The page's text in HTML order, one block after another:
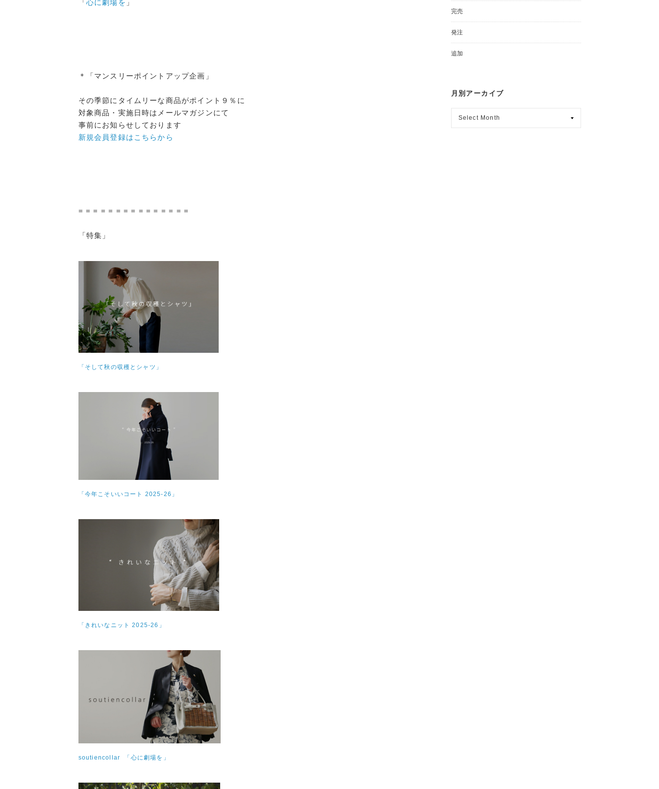
「心に劇場を 」
＊「マンスリーポイントアップ企画」
その季節にタイムリーな商品がポイント９％に
対象商品・実施日時はメールマガジンにて
事前にお知らせしております
新規会員登録はこちらから
= = = = = = = = = = = = = = =
「特集」
「そして秋の収穫とシャツ」
「今年こそいいコート 2025-26」
「きれいなニット 2025-26」
soutiencollar 「心に劇場を」
完売
発注
追加
月別アーカイブ
ア